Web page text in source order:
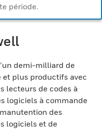
période.
demi-milliard de
plus productifs avec
lecteurs de codes à
logiciels à commande
des
logiciels et de